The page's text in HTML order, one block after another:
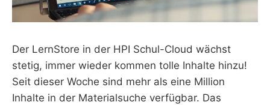
Der LernStore in der HPI Schul-Cloud wächst
stetig, immer wieder kommen tolle Inhalte hinzu!
Seit dieser Woche sind mehr als eine Million
Inhalte in der Materialsuche verfügbar. Das